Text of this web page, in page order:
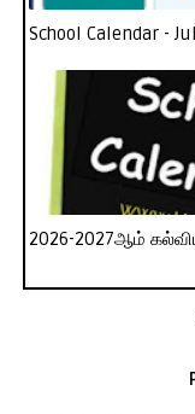
School Calendar -
2026-2027ஆம்